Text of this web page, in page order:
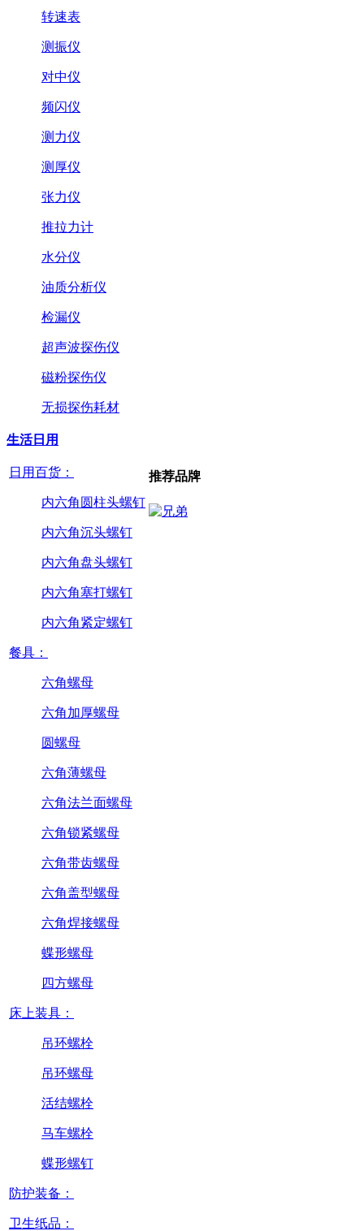
转速表
测振仪
对中仪
频闪仪
测力仪
测厚仪
张力仪
推拉力计
水分仪
油质分析仪
检漏仪
超声波探伤仪
磁粉探伤仪
无损探伤耗材
生活日用
日用百货：
内六角圆柱头螺钉
内六角沉头螺钉
内六角盘头螺钉
内六角塞打螺钉
内六角紧定螺钉
餐具：
六角螺母
六角加厚螺母
圆螺母
六角薄螺母
六角法兰面螺母
六角锁紧螺母
六角带齿螺母
六角盖型螺母
六角焊接螺母
蝶形螺母
四方螺母
床上装具：
吊环螺栓
吊环螺母
活结螺栓
马车螺栓
蝶形螺钉
防护装备：
卫生纸品：
推荐品牌